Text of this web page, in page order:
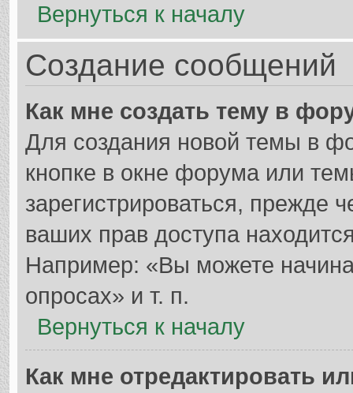
Вернуться к началу
Создание сообщений
Как мне создать тему в
Для создания новой темы в
кнопке в окне форума или
зарегистрироваться, прежде
ваших прав доступа
Например: «Вы можете
опросах» и т. п.
Вернуться к началу
Как мне отредактировать